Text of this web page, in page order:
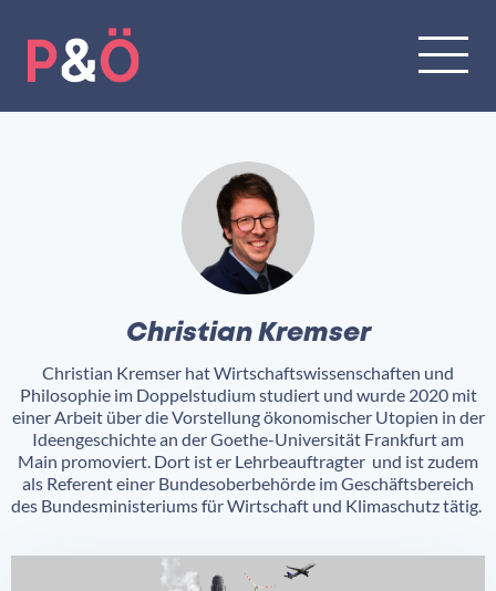
Christian Kremser
Christian Kremser hatWirtschaftswissenschaften und
Philosophie im Doppelstudium studiertund wurde 2020 mit
einer Arbeit über dieVorstellungökonomischer Utopien in der
Ideengeschichtean derGoethe-Universität Frankfurt am
Main promoviert. Dort ist er Lehrbeauftragter und ist zudem
als Referent einer Bundesoberbehörde im Geschäftsbereich
des Bundesministeriums für Wirtschaft und Klimaschutz tätig.